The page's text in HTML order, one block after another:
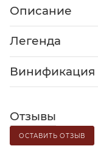
Описание
Легенда
Винификация
Отзывы
ОСТАВИТЬ ОТЗЫВ